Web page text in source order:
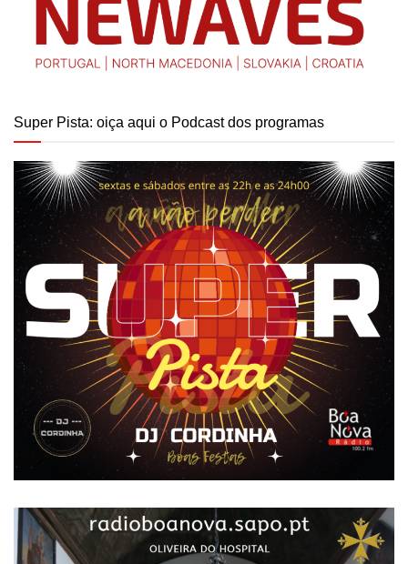
Super Pista: oiça aqui o Podcast dos programas